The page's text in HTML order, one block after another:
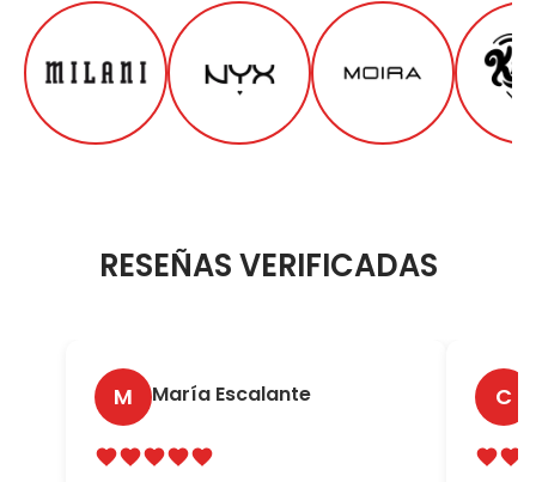
RESEÑAS VERIFICADAS
M María Escalante C